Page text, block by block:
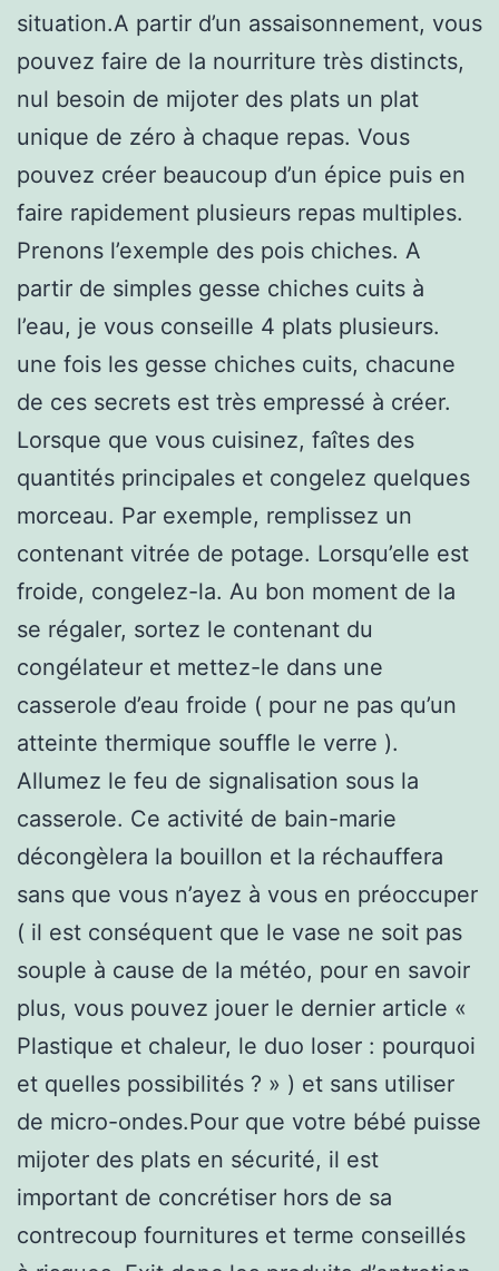
situation.A partir d’un assaisonnement, vous
pouvez faire de la nourriture très distincts,
nul besoin de mijoter des plats un plat
unique de zéro à chaque repas. Vous
pouvez créer beaucoup d’un épice puis en
faire rapidement plusieurs repas multiples.
Prenons l’exemple des pois chiches. A
partir de simples gesse chiches cuits à
l’eau, je vous conseille 4 plats plusieurs.
une fois les gesse chiches cuits, chacune
de ces secrets est très empressé à créer.
Lorsque que vous cuisinez, faîtes des
quantités principales et congelez quelques
morceau. Par exemple, remplissez un
contenant vitrée de potage. Lorsqu’elle est
froide, congelez-la. Au bon moment de la
se régaler, sortez le contenant du
congélateur et mettez-le dans une
casserole d’eau froide ( pour ne pas qu’un
atteinte thermique souffle le verre ).
Allumez le feu de signalisation sous la
casserole. Ce activité de bain-marie
décongèlera la bouillon et la réchauffera
sans que vous n’ayez à vous en préoccuper
( il est conséquent que le vase ne soit pas
souple à cause de la météo, pour en savoir
plus, vous pouvez jouer le dernier article «
Plastique et chaleur, le duo loser : pourquoi
et quelles possibilités ? » ) et sans utiliser
de micro-ondes.Pour que votre bébé puisse
mijoter des plats en sécurité, il est
important de concrétiser hors de sa
contrecoup fournitures et terme conseillés